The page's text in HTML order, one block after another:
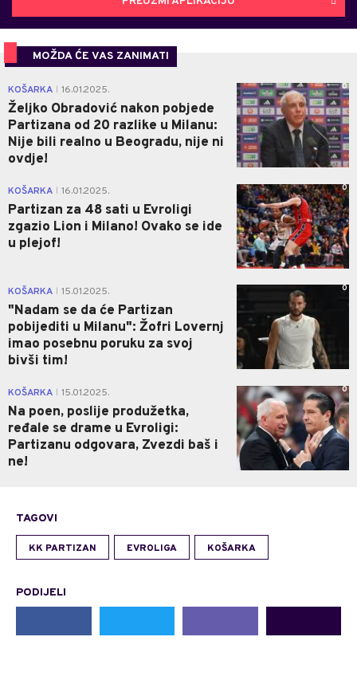
MOŽDA ĆE VAS ZANIMATI
KOŠARKA 16.01.2025.
Željko Obradović nakon pobjede
Partizana od 20 razlike u Milanu:
Nije bili realno u Beogradu, nije ni
ovdje!
0
KOŠARKA 16.01.2025.
Partizan za 48 sati u Evroligi
zgazio Lion i Milano! Ovako se ide
u plejof!
0
KOŠARKA 15.01.2025.
"Nadam se da će Partizan
pobijediti u Milanu": Žofri Lovernj
imao posebnu poruku za svoj
bivši tim!
0
KOŠARKA 15.01.2025.
Na poen, poslije produžetka,
ređale se drame u Evroligi:
Partizanu odgovara, Zvezdi baš i
ne!
0
TAGOVI
KK PARTIZAN EVROLIGA KOŠARKA
PODIJELI